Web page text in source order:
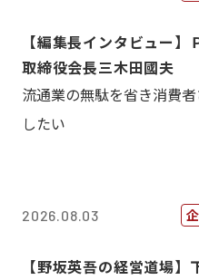
【編集長インタビュー
取締役会長三木田國夫
流通業の無駄を省き消費
したい
2026.08.03
【野坂英吾の経営道場